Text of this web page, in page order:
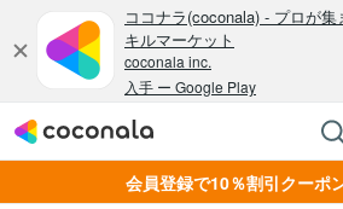
会員登録で10％割引クーポ